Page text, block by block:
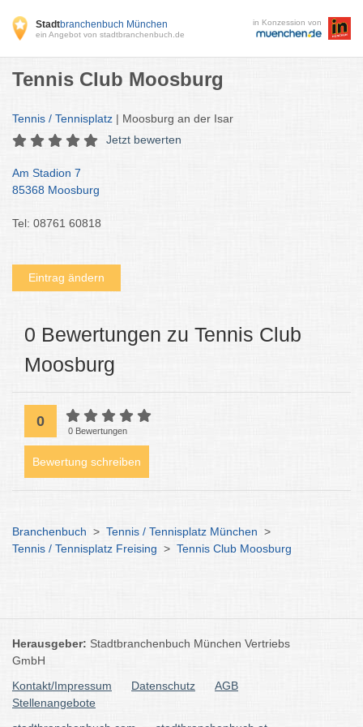
Stadtbranchenbuch München
ein Angebot von stadtbranchenbuch.de
in Konzession von
Tennis Club Moosburg
Tennis / Tennisplatz | Moosburg an der Isar
Jetzt bewerten
Am Stadion 7
85368 Moosburg
Tel: 08761 60818
Eintrag ändern
0 Bewertungen zu Tennis Club
Moosburg
0
0 Bewertungen
Bewertung schreiben
Branchenbuch > Tennis / Tennisplatz München >
Tennis / Tennisplatz Freising > Tennis Club Moosburg
Herausgeber: Stadtbranchenbuch München Vertriebs
GmbH
Kontakt/Impressum
Datenschutz
AGB
Stellenangebote